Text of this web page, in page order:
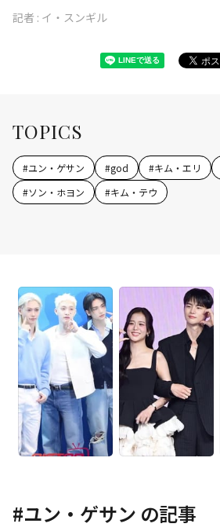
記者 : イ・スンギル
TOPICS
#ユン・ゲサン #god #キム・エリ
#ソン・ホヨン #キム・テウ
#ユン・ゲサン の記事